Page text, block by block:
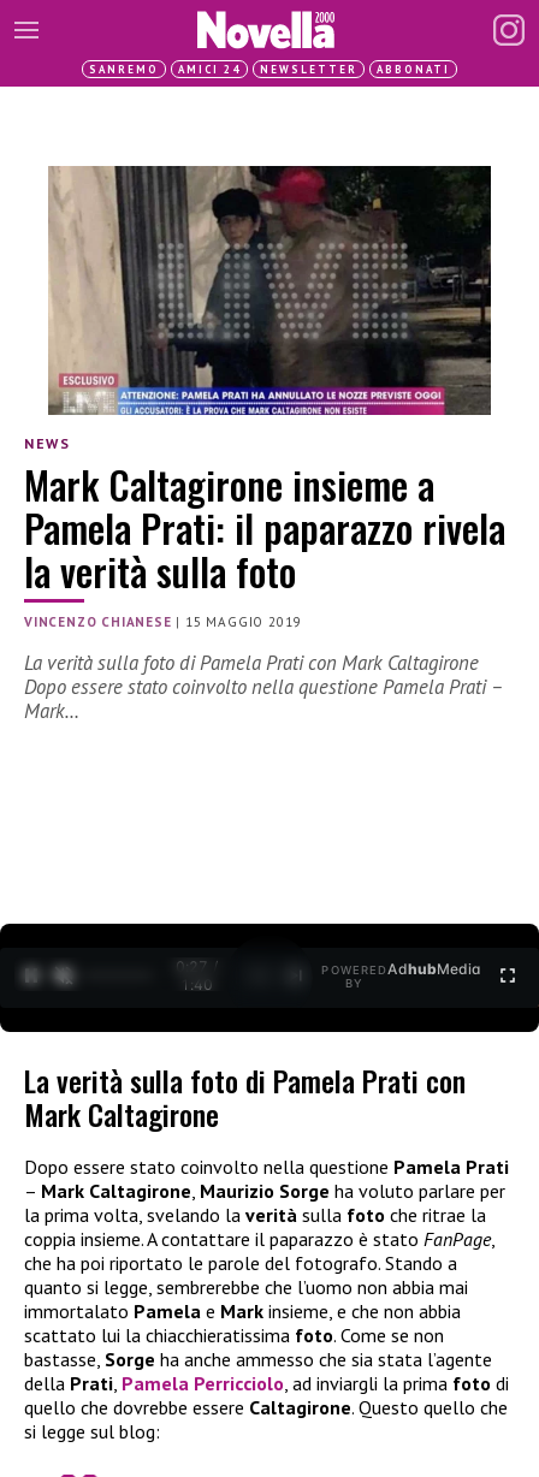
SANREMO AMICI 24 NEWSLETTER ABBONATI
NEWS
Mark Caltagirone insieme a
Pamela Prati: il paparazzo rivela
la verità sulla foto
VINCENZO CHIANESE | 15 MAGGIO 2019
La verità sulla foto di Pamela Prati con Mark Caltagirone
Dopo essere stato coinvolto nella questione Pamela Prati –
Mark…
0:27 /
1:40
POWERED
BY
AdhubMedia
La verità sulla foto di Pamela Prati con
Mark Caltagirone
Dopo essere stato coinvolto nella questione Pamela Prati
– Mark Caltagirone, Maurizio Sorge ha voluto parlare per
la prima volta, svelando la verità sulla foto che ritrae la
coppia insieme. A contattare il paparazzo è stato FanPage,
che ha poi riportato le parole del fotografo. Stando a
quanto si legge, sembrerebbe che l’uomo non abbia mai
immortalato Pamela e Mark insieme, e che non abbia
scattato lui la chiacchieratissima foto. Come se non
bastasse, Sorge ha anche ammesso che sia stata l’agente
della Prati, Pamela Perricciolo, ad inviargli la prima foto di
quello che dovrebbe essere Caltagirone. Questo quello che
si legge sul blog: